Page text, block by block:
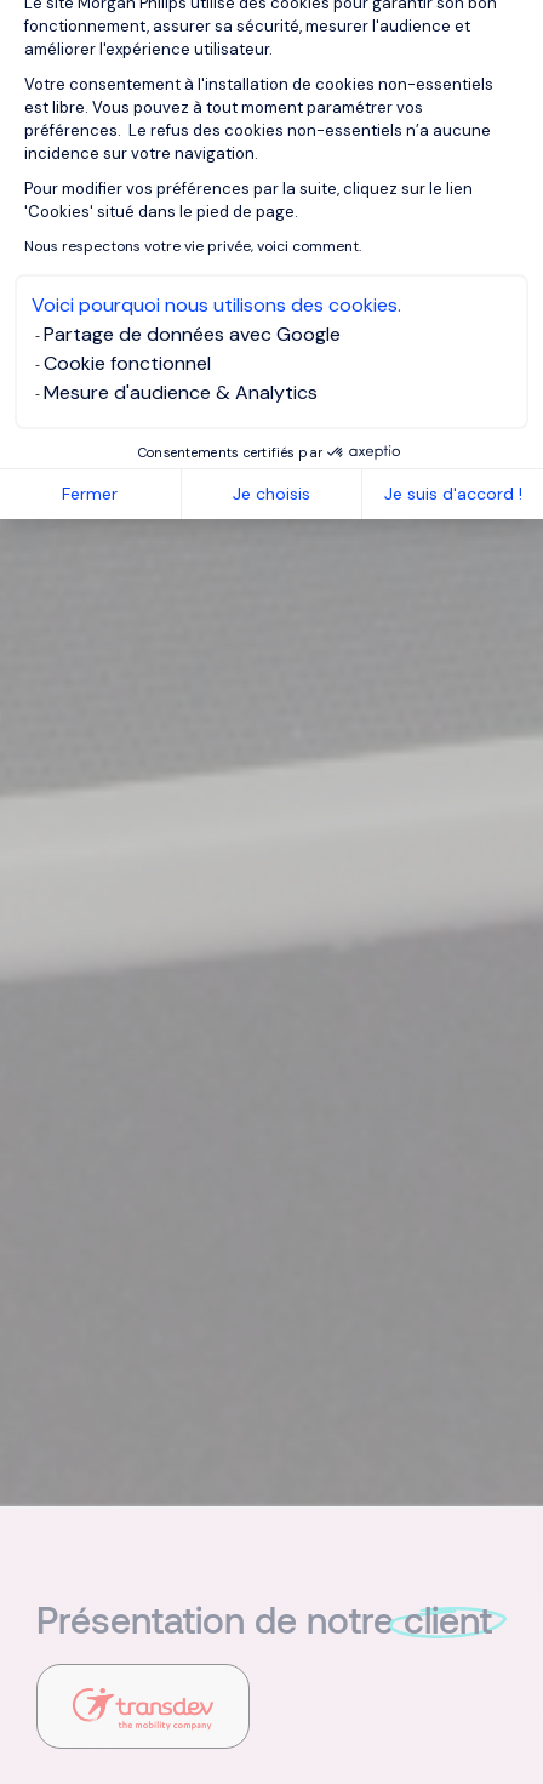
fonctionnement, assurer sa sécurité, mesurer l'audience et
améliorer l'expérience utilisateur.
Votre consentement à l'installation de cookies non-essentiels
est libre. Vous pouvez à tout moment paramétrer vos
préférences. Le refus des cookies non-essentiels n’a aucune
incidence sur votre navigation.
Pour modifier vos préférences par la suite, cliquez sur le lien
'Cookies' situé dans le pied de page.
Nous respectons votre vie privée, voici comment.
Voici pourquoi nous utilisons des cookies.
Partage de données avec Google
Cookie fonctionnel
Mesure d'audience & Analytics
Consentements certifiés par
Fermer Je choisis Je suis d'accord !
Axeptio consent
Présentation de notreclient